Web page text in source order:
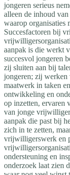
jongeren serieus
alleen de inhoud
waarop organisaties
Succesfactoren bij
aanpak is die werkt
succesvol jongeren
zij sluiten aan bij
jongeren; zij werken
maatwerk in taken
ontwikkeling en
op inzetten, ervaren
van jonge
aanpak die past bij
zich in te zetten,
vrijwilligerswerk en
ondersteuning en
onderzoek laat zien